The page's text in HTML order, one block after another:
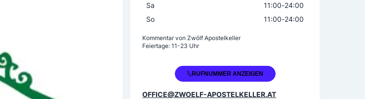
Sa
11:00-24:00
So
11:00-24:00
Kommentar vonZwölf Apostelkeller
Feiertage: 11-23 Uhr
+43 1 5126777RUFNUMMER ANZEIGEN
OFFICE@ZWOELF-APOSTELKELLER.AT